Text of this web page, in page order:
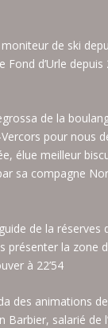
de ski
Fond d’Urle depuis
de la
pour nous
élue meilleur
sa compagne
de la réserves
présenter la zone
à 22’54
des animations
Barbier, salarié de